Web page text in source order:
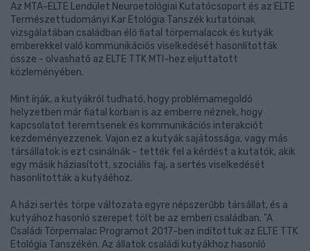
Az MTA-ELTE Lendület Neuroetológiai Kutatócsoport és az ELTE
Természettudományi Kar Etológia Tanszék kutatóinak
vizsgálatában családban élő fiatal törpemalacok és kutyák
emberekkel való kommunikációs viselkedését hasonlították
össze - olvasható az ELTE TTK MTI-hez eljuttatott
közleményében.
Mint írják, a kutyákról tudható, hogy problémamegoldó
helyzetben már fiatal korban is az emberre néznek, hogy
kapcsolatot teremtsenek és kommunikációs interakciót
kezdeményezzenek. Vajon ez a kutyák sajátossága, vagy más
társállatok is ezt csinálnák - tették fel a kérdést a kutatók, akik
egy másik háziasított, szociális faj, a sertés viselkedését
hasonlították a kutyáéhoz.
A házi sertés törpe változata egyre népszerűbb társállat, és a
kutyához hasonló szerepet tölt be az emberi családban. "A
Családi Törpemalac Programot 2017-ben indítottuk az ELTE TTK
Etológia Tanszékén. Az állatok családi kutyákhoz hasonló